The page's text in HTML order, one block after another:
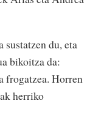
du, eta
bikoitza da:
frogatzea. Horren
herriko